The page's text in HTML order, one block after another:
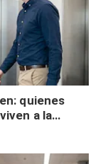
quienes
a la